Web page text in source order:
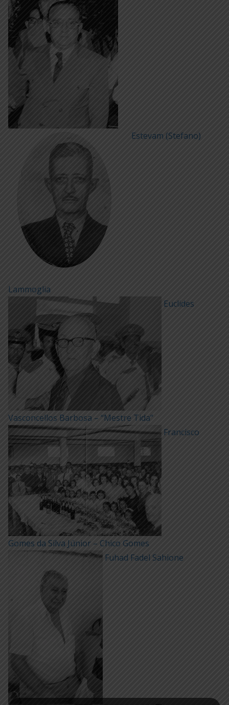
Estevam (Stefano)
Lammoglia
Euclides
Vasconcellos Barbosa – “Mestre Tida”
Francisco
Gomes da Silva Júnior – Chico Gomes
Fuhad Fadel Sahione